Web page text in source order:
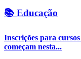
📚 Educação
Inscrições para
começam nesta...